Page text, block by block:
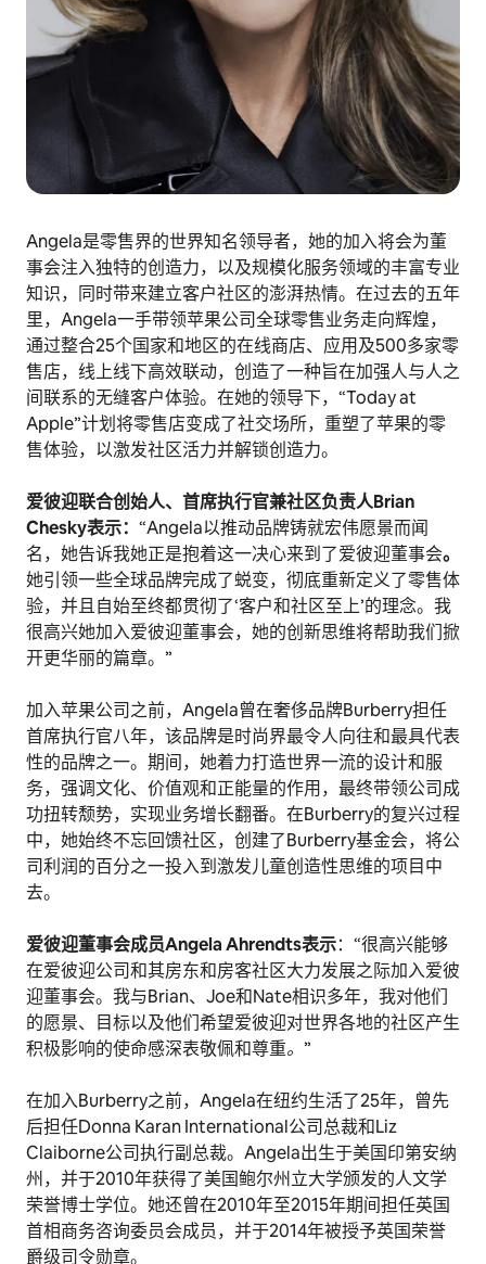
Angela是零售界的世界知名领导者，她的加入将会为董
事会注入独特的创造力，以及规模化服务领域的丰富专业
知识，同时带来建立客户社区的澎湃热情。在过去的五年
里，Angela一手带领苹果公司全球零售业务走向辉煌，
通过整合25个国家和地区的在线商店、应用及500多家零
售店，线上线下高效联动，创造了一种旨在加强人与人之
间联系的无缝客户体验。在她的领导下，“Today at
Apple”计划将零售店变成了社交场所，重塑了苹果的零
售体验，以激发社区活力并解锁创造力。
爱彼迎联合创始人、首席执行官兼社区负责人Brian
Chesky表示： “Angela以推动品牌铸就宏伟愿景而闻
名，她告诉我她正是抱着这一决心来到了爱彼迎董事会。
她引领一些全球品牌完成了蜕变，彻底重新定义了零售体
验，并且自始至终都贯彻了‘客户和社区至上’的理念。我
很高兴她加入爱彼迎董事会，她的创新思维将帮助我们掀
开更华丽的篇章。”
加入苹果公司之前，Angela曾在奢侈品牌Burberry担任
首席执行官八年，该品牌是时尚界最令人向往和最具代表
性的品牌之一。期间，她着力打造世界一流的设计和服
务，强调文化、价值观和正能量的作用，最终带领公司成
功扭转颓势，实现业务增长翻番。在Burberry的复兴过程
中，她始终不忘回馈社区，创建了Burberry基金会，将公
司利润的百分之一投入到激发儿童创造性思维的项目中
去。
爱彼迎董事会成员Angela Ahrendts表示：“很高兴能够
在爱彼迎公司和其房东和房客社区大力发展之际加入爱彼
迎董事会。我与Brian、Joe和Nate相识多年，我对他们
的愿景、目标以及他们希望爱彼迎对世界各地的社区产生
积极影响的使命感深表敬佩和尊重。 ”
在加入Burberry之前，Angela在纽约生活了25年，曾先
后担任Donna Karan International公司总裁和Liz
Claiborne公司执行副总裁。Angela出生于美国印第安纳
州，并于2010年获得了美国鲍尔州立大学颁发的人文学
荣誉博士学位。她还曾在2010年至2015年期间担任英国
首相商务咨询委员会成员，并于2014年被授予英国荣誉
爵级司令勋章。